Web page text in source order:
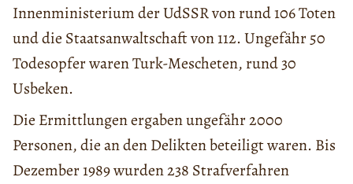
Innenministerium der UdSSR von rund 106 Toten
und die Staatsanwaltschaft von 112. Ungefähr 50
Todesopfer waren Turk-Mescheten, rund 30
Usbeken.
Die Ermittlungen ergaben ungefähr 2000
Personen, die an den Delikten beteiligt waren. Bis
Dezember 1989 wurden 238 Strafverfahren